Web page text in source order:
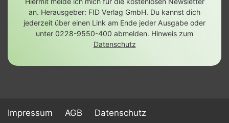
an. Herausgeber: FID Verlag GmbH. Du kannst dich
jederzeit über einen Link am Ende jeder Ausgabe oder
unter 0228-9550-400 abmelden. Hinweis zum
Datenschutz
Impressum AGB
Datenschutz